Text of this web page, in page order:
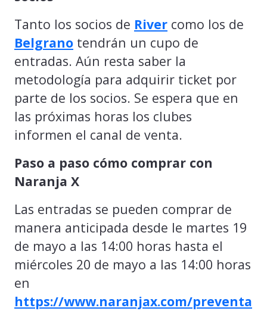
Tanto los socios de River como los de
Belgrano tendrán un cupo de
entradas. Aún resta saber la
metodología para adquirir ticket por
parte de los socios. Se espera que en
las próximas horas los clubes
informen el canal de venta.
Paso a paso cómo comprar con
Naranja X
Las entradas se pueden comprar de
manera anticipada desde le martes 19
de mayo a las 14:00 horas hasta el
miércoles 20 de mayo a las 14:00 horas
en
https://www.naranjax.com/preventa